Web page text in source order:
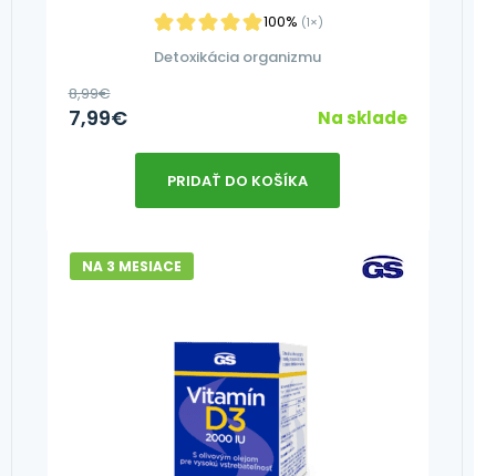
100% (1×)
Detoxikácia organizmu
8,99€
7,99€ Na sklade
PRIDAŤ DO KOŠÍKA
NA 3 MESIACE